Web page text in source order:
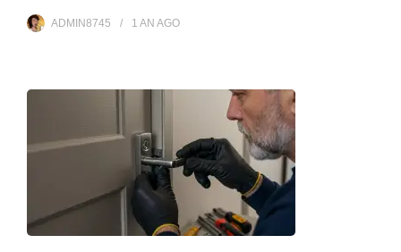
ADMIN8745 1 AN AGO